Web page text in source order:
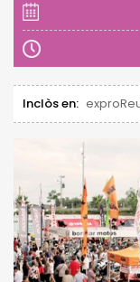
Inclòs en: